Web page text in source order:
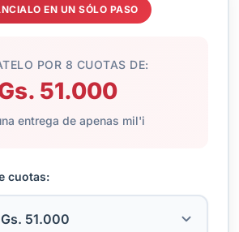
EN UN SÓLO PASO
POR 8 CUOTAS DE:
51.000
entrega de apenas mil'i
cuotas: